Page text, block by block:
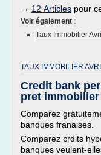
→ 12 Articles pour
Voir également :
Taux Immobilier
TAUX IMMOBILIER
Credit bank
pret
Comparez
banques franaises.
Comparez crdits
banques veulent-